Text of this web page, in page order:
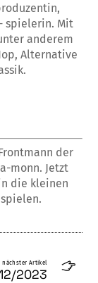
spielerin. Mit
anderem
Alternative
der
monn. Jetzt
die kleinen
nächster Artikel
2023